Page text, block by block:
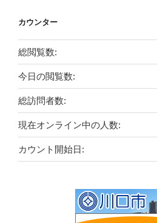
カウンター
総閲覧数:
今日の閲覧数:
総訪問者数:
現在オンライン中の人数:
カウント開始日: